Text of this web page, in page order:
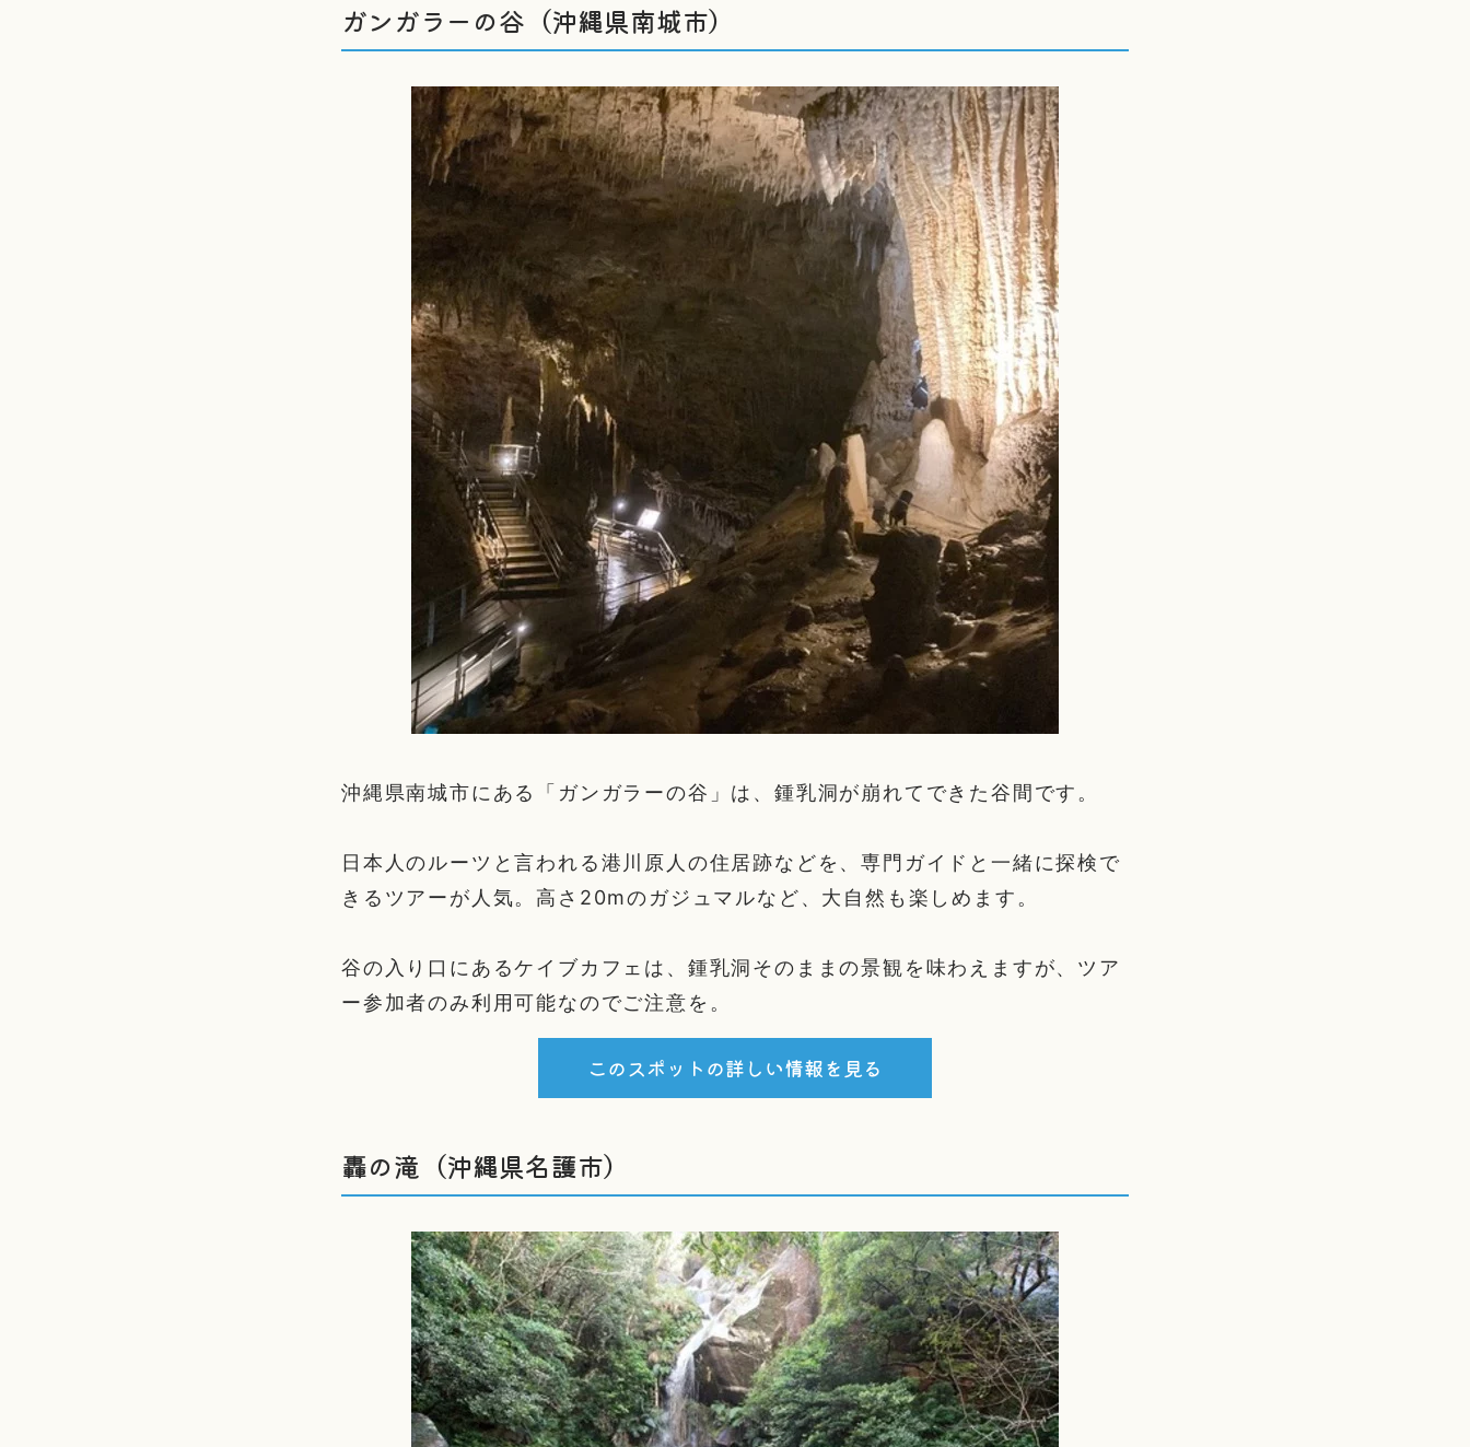
ガンガラーの谷（沖縄県南城市）
沖縄県南城市にある「ガンガラーの谷」は、鍾乳洞が崩れてできた谷間です。
日本人のルーツと言われる港川原人の住居跡などを、専門ガイドと一緒に探検で
きるツアーが人気。高さ20mのガジュマルなど、大自然も楽しめます。
谷の入り口にあるケイブカフェは、鍾乳洞そのままの景観を味わえますが、ツア
ー参加者のみ利用可能なのでご注意を。
このスポットの詳しい情報を見る
轟の滝（沖縄県名護市）